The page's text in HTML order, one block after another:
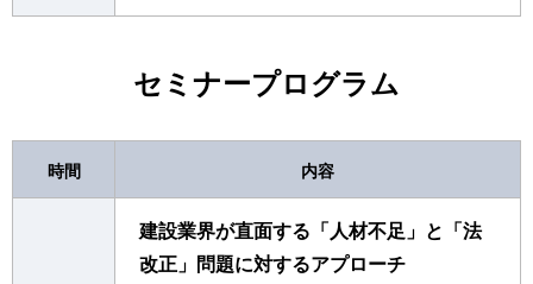
セミナープログラム
時間 内容
建設業界が直面する「人材不足」と「法
改正」問題に対するアプローチ